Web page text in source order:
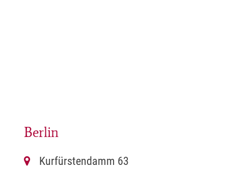
Berlin
Kurfürstendamm 63